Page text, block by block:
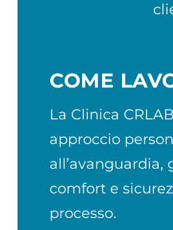
COME
La Clinica
approccio
all’avanguardia,
comfort e
processo.